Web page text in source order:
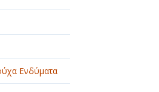
Ενδύματα